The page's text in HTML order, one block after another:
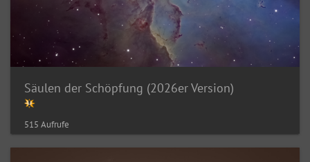
Säulen der Schöpfung (2026er Version)
515 Aufrufe